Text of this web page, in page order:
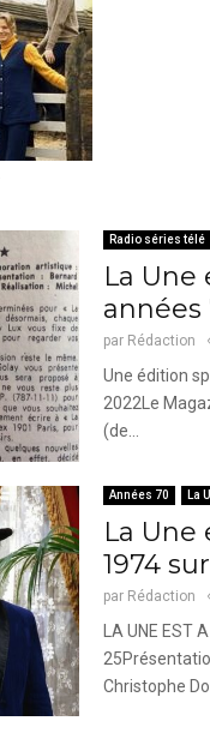
Radio séries télé
La Une
années
par Rédaction
Une édition
2022Le
(de...
Années 70 La
La Une
1974
par Rédaction
LA UNE EST
Christophe